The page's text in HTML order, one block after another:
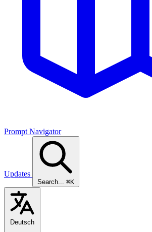
Prompt Navigator
Updates
Search... ⌘K
Deutsch